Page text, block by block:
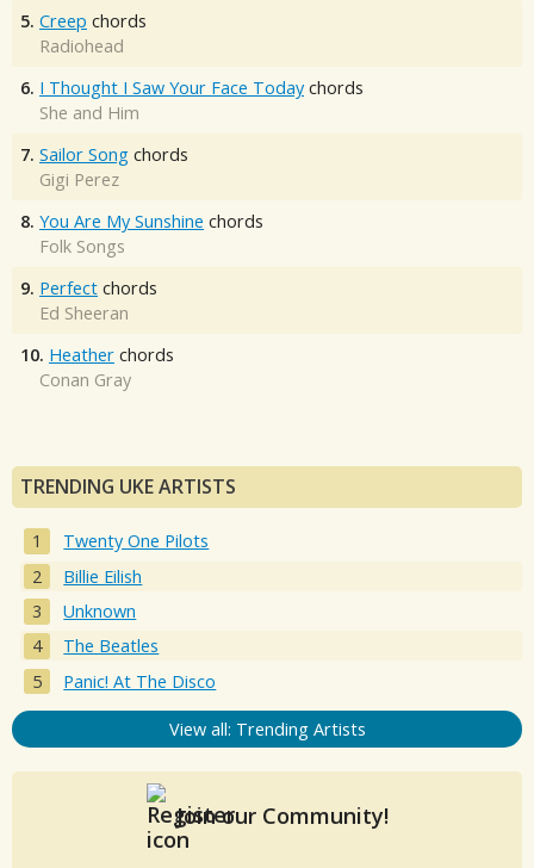
5. Creep chords
Radiohead
6. I Thought I Saw Your Face Today chords
She and Him
7. Sailor Song chords
Gigi Perez
8. You Are My Sunshine chords
Folk Songs
9. Perfect chords
Ed Sheeran
10. Heather chords
Conan Gray
TRENDING UKE ARTISTS
Twenty One Pilots
Billie Eilish
Unknown
The Beatles
Panic! At The Disco
View all: Trending Artists
Join our Community!